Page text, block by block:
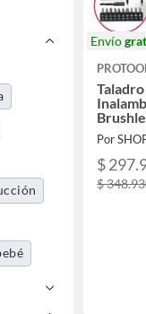
Envío
Por
$
$